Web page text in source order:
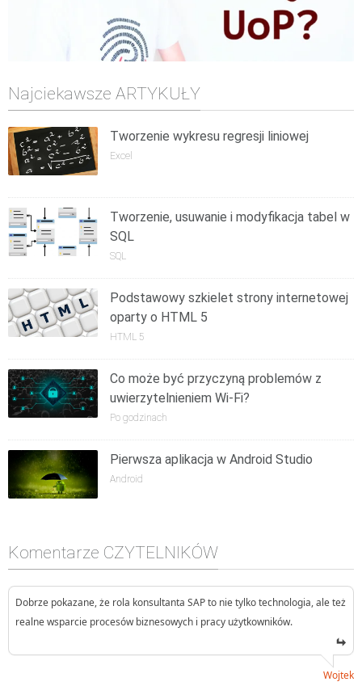
Najciekawsze ARTYKUŁY
Tworzenie wykresu regresji liniowej
Excel
Tworzenie, usuwanie i modyfikacja tabel w
SQL
SQL
Podstawowy szkielet strony internetowej
oparty o HTML 5
HTML 5
Co może być przyczyną problemów z
uwierzytelnieniem Wi-Fi?
Po godzinach
Pierwsza aplikacja w Android Studio
Android
Komentarze CZYTELNIKÓW
Dobrze pokazane, że rola konsultanta SAP to nie tylko technologia, ale też
realne wsparcie procesów biznesowych i pracy użytkowników.
Wojtek